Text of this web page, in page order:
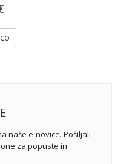
naše e-novice. Pošiljali
za popuste in